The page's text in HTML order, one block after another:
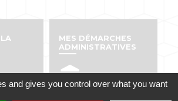
MES DÉMARCHES
ADMINISTRATIVES
account_balance
and gives you control over what you want